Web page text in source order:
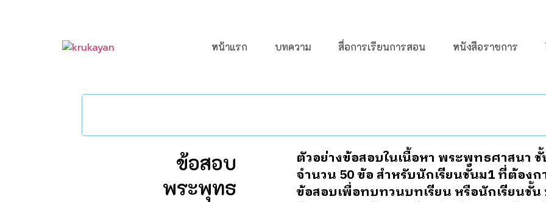
หน้าแรก บทความ สื่อการเรียนการสอน หนังสือราชการ
ข้อสอบ
พระพุทธ
ตัวอย่างข้อสอบในเนื้อหา พระพุทธศาสนา ชั้
จำนวน 50 ข้อ สำหรับนักเรียนชั้นม1 ที่ต้องก
ข้อสอบเพื่อทบทวนบทเรียน หรือนักเรียนชั้น